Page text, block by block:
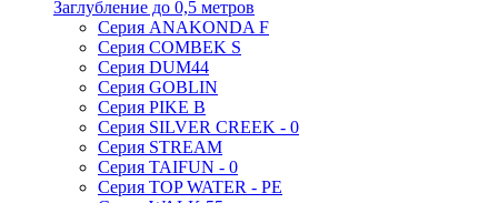
Заглубление до 0,5 метров
Серия ANAKONDA F
Серия COMBEK S
Серия DUM44
Серия GOBLIN
Серия PIKE B
Серия SILVER CREEK - 0
Серия STREAM
Серия TAIFUN - 0
Серия TOP WATER - PE